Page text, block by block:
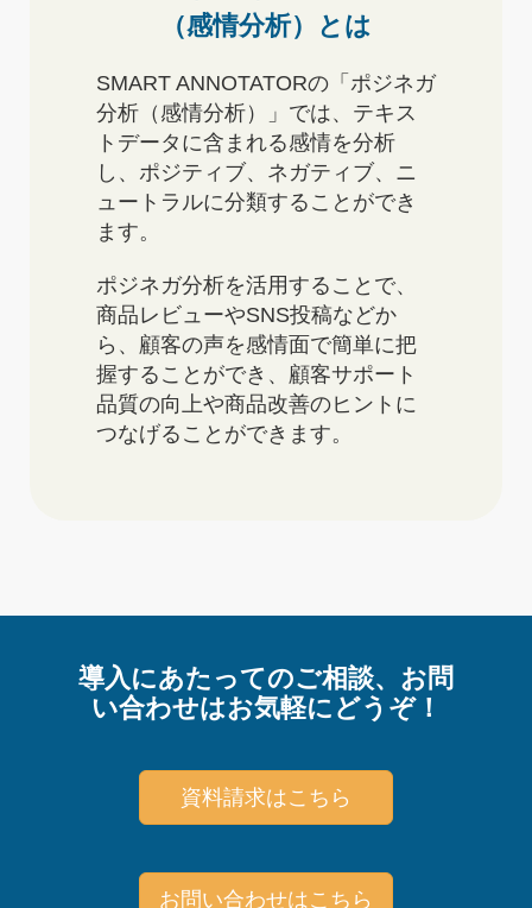
（感情分析）とは
SMART ANNOTATORの「ポジネガ
分析（感情分析）」では、テキス
トデータに含まれる感情を分析
し、ポジティブ、ネガティブ、ニ
ュートラルに分類することができ
ます。
ポジネガ分析を活用することで、
商品レビューやSNS投稿などか
ら、顧客の声を感情面で簡単に把
握することができ、顧客サポート
品質の向上や商品改善のヒントに
つなげることができます。
導入にあたってのご相談、お問
い合わせはお気軽にどうぞ！
資料請求はこちら
お問い合わせはこちら